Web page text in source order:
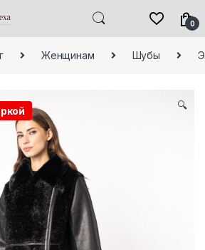
0
Женщинам Шубы
🔍